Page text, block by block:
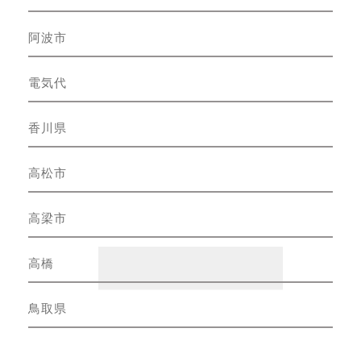
阿波市
電気代
香川県
高松市
高梁市
高橋
鳥取県